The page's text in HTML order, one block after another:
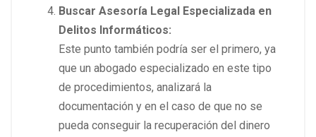
Buscar Asesoría Legal Especializada en
Delitos Informáticos:
Este punto también podría ser el primero, ya
que un abogado especializado en este tipo
de procedimientos, analizará la
documentación y en el caso de que no se
pueda conseguir la recuperación del dinero